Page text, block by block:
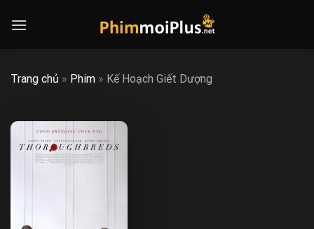
Trang chủ » Phim » Kế Hoạch Giết Dượng